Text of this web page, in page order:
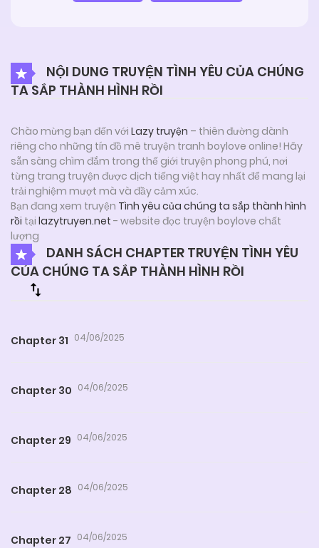
NỘI DUNG TRUYỆN TÌNH YÊU CỦA CHÚNG
TA SẮP THÀNH HÌNH RỒI
Chào mừng bạn đến với Lazy truyện – thiên đường dành
riêng cho những tín đồ mê truyện tranh boylove online! Hãy
sẵn sàng chìm đắm trong thế giới truyện phong phú, nơi
từng trang truyện được dịch tiếng việt hay nhất để mang lại
trải nghiệm mượt mà và đầy cảm xúc.
Bạn đang xem truyện Tình yêu của chúng ta sắp thành hình
rồi tại lazytruyen.net - website đọc truyện boylove chất
lượng
DANH SÁCH CHAPTER TRUYỆN TÌNH YÊU
CỦA CHÚNG TA SẮP THÀNH HÌNH RỒI
Chapter 31 04/06/2025
Chapter 30 04/06/2025
Chapter 29 04/06/2025
Chapter 28 04/06/2025
Chapter 27 04/06/2025